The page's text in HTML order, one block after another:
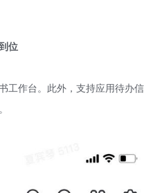
位
工作台。此外，支持应用待办信